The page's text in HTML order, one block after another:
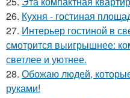
26. Кухня - гостиная
27. Интерьер гостиной в
смотрится выигрышнее:
светлее и уютнее.
28. Обожаю людей,
руками!